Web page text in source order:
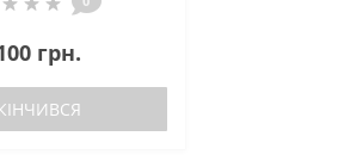
грн.